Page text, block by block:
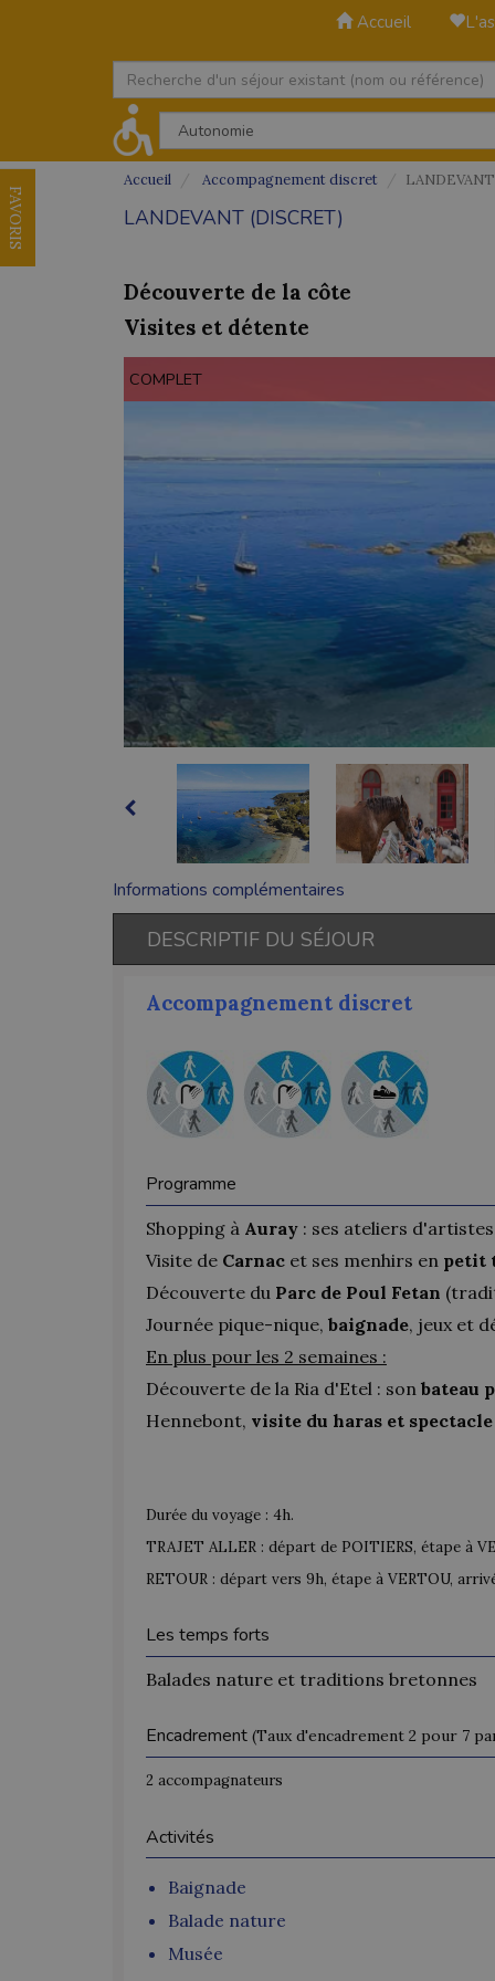
Accueil
FAVORIS
Accueil Accompagnement discret
LANDEVANT (DISCRET)
Découverte de la côte
Visites et détente
COMPLET
Informations complémentaires
DESCRIPTIF DU SÉJOUR
Accompagnement discret
Programme
Shopping à Auray : ses ateliers
Visite de Carnac et ses menhirs en petit
Découverte du Parc de Poul Fetan
Journée pique-nique, baignade, jeux et
En plus pour les 2 semaines :
Découverte de la Ria d'Etel : son bateau
Hennebont, visite du haras et spectacle
Durée du voyage : 4h.
TRAJET ALLER : départ de POITIERS, étape à
RETOUR : départ vers 9h, étape à VERTOU,
Les temps forts
Balades nature et traditions bretonnes
Encadrement (Taux d'encadrement 2 pour 7
2 accompagnateurs
Activités
Baignade
Balade nature
Musée